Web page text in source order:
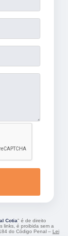
Cotia" é de direito
links, é proibida sem a
do Código Penal – Lei